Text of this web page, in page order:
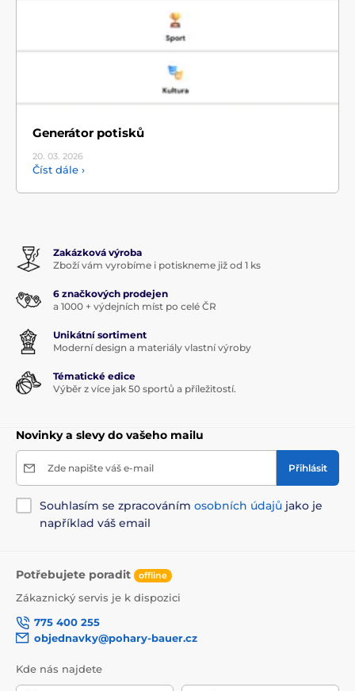
Generátor potisků
20. 03. 2026
Číst dále ›
Zakázková výroba
Zboží vám vyrobíme i potiskneme již od 1 ks
6 značkových prodejen
a 1000 + výdejních míst po celé ČR
Unikátní sortiment
Moderní design a materiály vlastní výroby
Tématické edice
Výběr z více jak 50 sportů a příležitostí.
Novinky a slevy do vašeho mailu
Zde napište váš e-mail Přihlásit
Souhlasím se zpracováním osobních údajů jako je
například váš email
Potřebujete poradit offline
Zákaznický servis je k dispozici
775 400 255
objednavky@pohary-bauer.cz
Kde nás najdete